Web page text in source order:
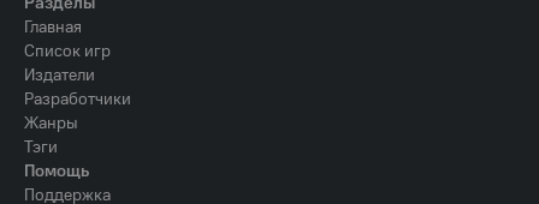
Главная
Список игр
Издатели
Разработчики
Жанры
Тэги
Помощь
Поддержка